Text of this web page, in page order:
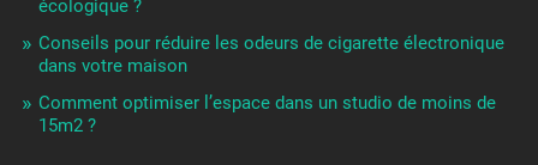
écologique ?
Conseils pour réduire les odeurs de cigarette électronique
dans votre maison
Comment optimiser l’espace dans un studio de moins de
15m2 ?